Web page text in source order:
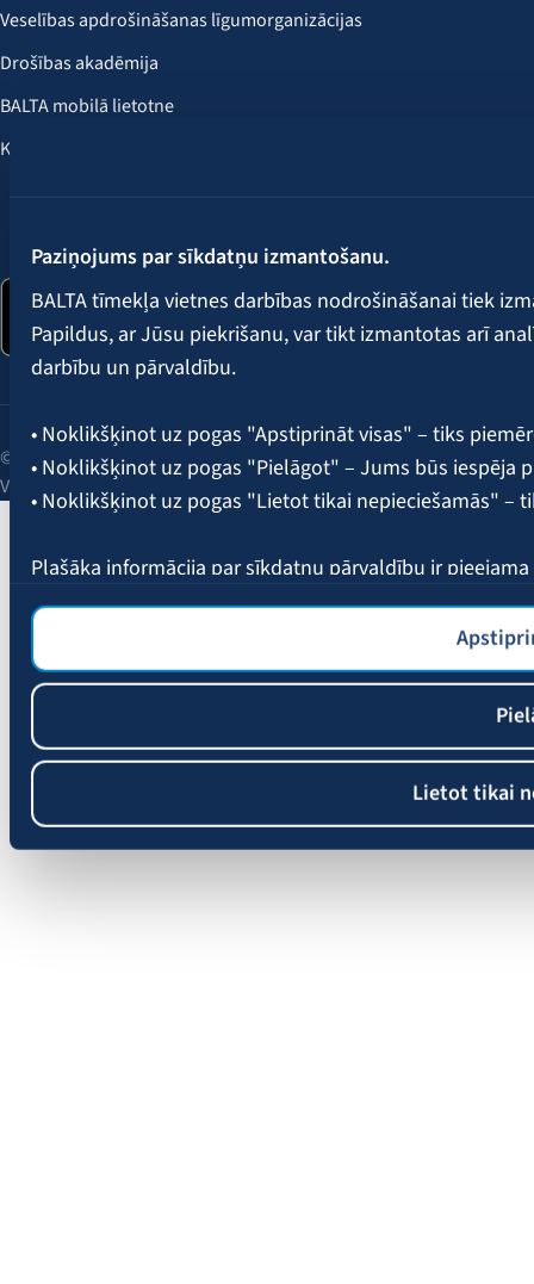
Paziņojums par sīkdatņu izmantošanu.
BALTA tīmekļa vietnes darbības nodrošināšanai tiek
Papildus, ar Jūsu piekrišanu, var tikt izmantotas arī
darbību un pārvaldību.
• Noklikšķinot uz pogas "Apstiprināt visas" – tiks
• Noklikšķinot uz pogas "Pielāgot" – Jums būs iespēja
• Noklikšķinot uz pogas "Lietot tikai nepieciešamās" –
Plašāka informācija par sīkdatņu pārvaldību ir pieejama
Lietot tikai
Veselības apdrošināšanas līgumorganizācijas
Drošības akadēmija
BALTA mobilā lietotne
Klientu labumi
© 2026 AAS BALTA | Skanstes iela 25, Rīga, LV-1013, Latvija.
Vienotais reģ. Nr. 40003049409.